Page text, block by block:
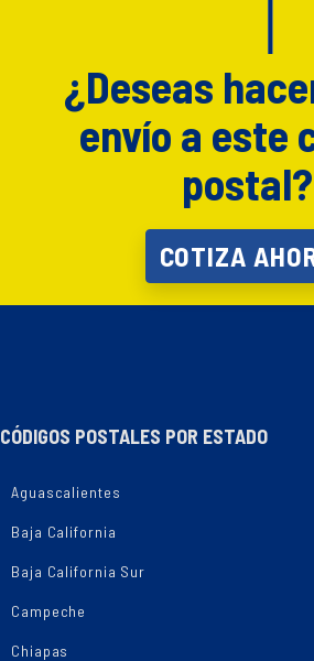
¿Deseas
envío a este
postal?
COTIZA
CÓDIGOS POSTALES POR ESTADO
Aguascalientes
Baja California
Baja California Sur
Campeche
Chiapas